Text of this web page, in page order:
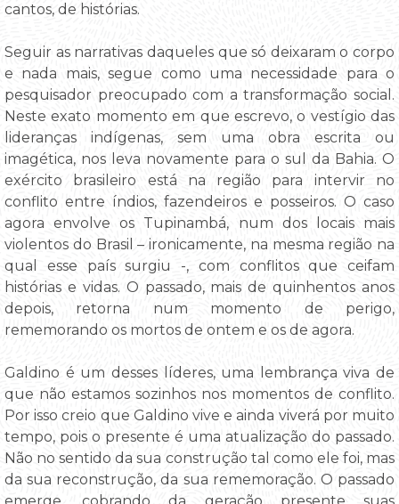
cantos, de histórias.
Seguir as narrativas daqueles que só deixaram o corpo
e nada mais, segue como uma necessidade para o
pesquisador preocupado com a transformação social.
Neste exato momento em que escrevo, o vestígio das
lideranças indígenas, sem uma obra escrita ou
imagética, nos leva novamente para o sul da Bahia. O
exército brasileiro está na região para intervir no
conflito entre índios, fazendeiros e posseiros. O caso
agora envolve os Tupinambá, num dos locais mais
violentos do Brasil – ironicamente, na mesma região na
qual esse país surgiu -, com conflitos que ceifam
histórias e vidas. O passado, mais de quinhentos anos
depois, retorna num momento de perigo,
rememorando os mortos de ontem e os de agora.
Galdino é um desses líderes, uma lembrança viva de
que não estamos sozinhos nos momentos de conflito.
Por isso creio que Galdino vive e ainda viverá por muito
tempo, pois o presente é uma atualização do passado.
Não no sentido da sua construção tal como ele foi, mas
da sua reconstrução, da sua rememoração. O passado